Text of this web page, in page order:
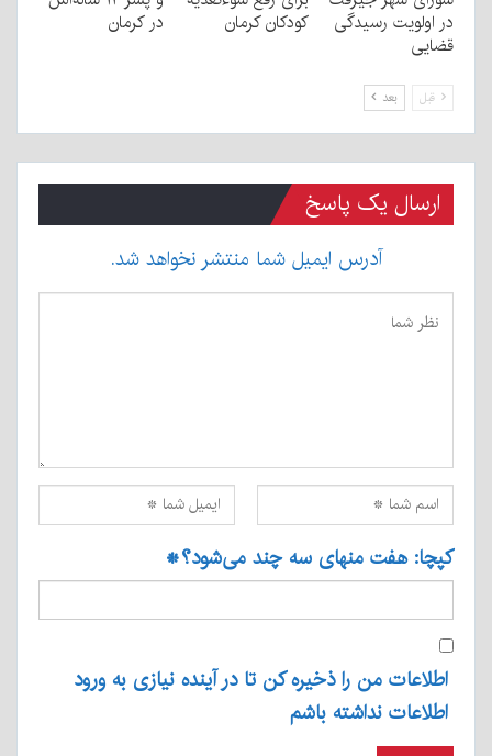
در اولویت رسیدگی
قضایی
کودکان کرمان
در کرمان
قبل بعد
ارسال یک پاسخ
آدرس ایمیل شما منتشر نخواهد شد.
کپچا: هفت منهای سه چند می‌شود؟*
اطلاعات من را ذخیره کن تا در آینده نیازی به ورود
اطلاعات نداشته باشم